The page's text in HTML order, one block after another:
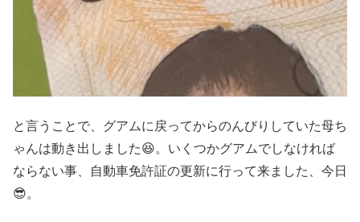
と言うことで、グアムに戻ってからのんびりしていた母ち
ゃんは動き出しました😆。いくつかグアムでしなければ
ならない事、自動車免許証の更新に行って来ました、今日
😎。